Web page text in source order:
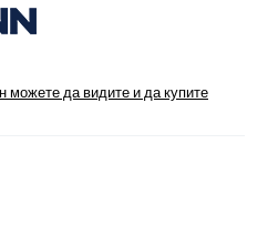
можете да видите и да купите